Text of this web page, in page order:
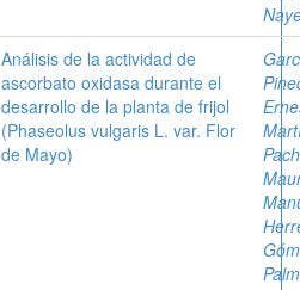
Análisis de la actividad de
ascorbato oxidasa durante el
desarrollo de la planta de frijol
(Phaseolus vulgaris L. var. Flor
de Mayo)